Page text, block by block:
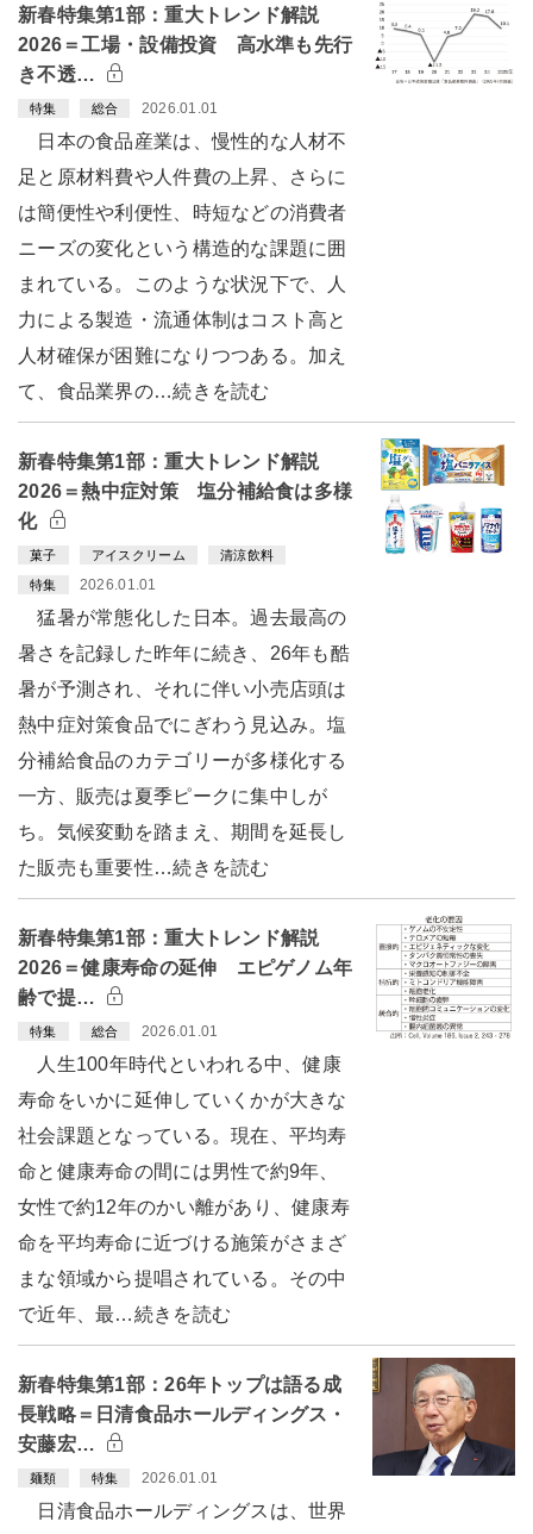
新春特集第1部：重大トレンド解説
2026＝工場・設備投資 高水準も先行
き不透…
特集 総合 2026.01.01
日本の食品産業は、慢性的な人材不
足と原材料費や人件費の上昇、さらに
は簡便性や利便性、時短などの消費者
ニーズの変化という構造的な課題に囲
まれている。このような状況下で、人
力による製造・流通体制はコスト高と
人材確保が困難になりつつある。加え
て、食品業界の…続きを読む
新春特集第1部：重大トレンド解説
2026＝熱中症対策 塩分補給食は多様
化
菓子 アイスクリーム 清涼飲料
特集 2026.01.01
猛暑が常態化した日本。過去最高の
暑さを記録した昨年に続き、26年も酷
暑が予測され、それに伴い小売店頭は
熱中症対策食品でにぎわう見込み。塩
分補給食品のカテゴリーが多様化する
一方、販売は夏季ピークに集中しが
ち。気候変動を踏まえ、期間を延長し
た販売も重要性…続きを読む
新春特集第1部：重大トレンド解説
2026＝健康寿命の延伸 エピゲノム年
齢で提…
特集 総合 2026.01.01
人生100年時代といわれる中、健康
寿命をいかに延伸していくかが大きな
社会課題となっている。現在、平均寿
命と健康寿命の間には男性で約9年、
女性で約12年のかい離があり、健康寿
命を平均寿命に近づける施策がさまざ
まな領域から提唱されている。その中
で近年、最…続きを読む
新春特集第1部：26年トップは語る成
長戦略＝日清食品ホールディングス・
安藤宏…
麺類 特集 2026.01.01
日清食品ホールディングスは、世界